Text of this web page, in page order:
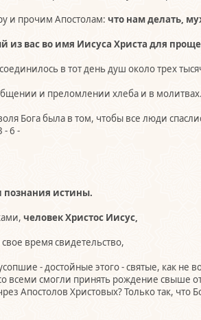
и прочим Апостолам: что нам делать,
из вас во имя Иисуса Христа для
в тот день душ около трех
и преломлении хлеба и в молитвах.
Бога была в том, чтобы все люди
- 6 -
познания истины.
человек Христос Иисус,
время свидетельство,
- достойные этого - святые, как не
всеми смогли принять рождение свыше
Апостолов Христовых? Только так, что